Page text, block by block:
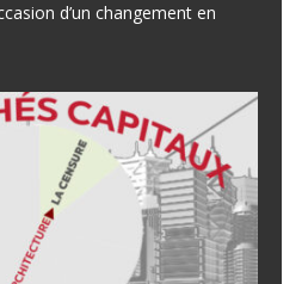
d’un changement en